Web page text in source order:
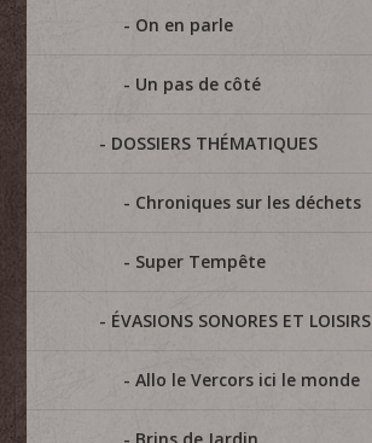
On en parle
Un pas de côté
DOSSIERS THÉMATIQUES
Chroniques sur les déchets
Super Tempête
ÉVASIONS SONORES ET LOISIRS
Allo le Vercors ici le monde